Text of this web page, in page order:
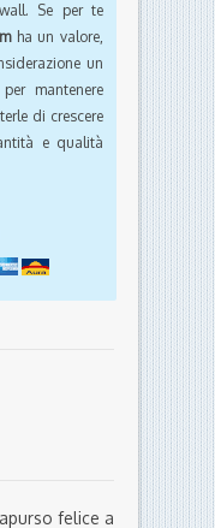
Se per te
ha un valore,
un
mantenere
di crescere
e qualità
felice a